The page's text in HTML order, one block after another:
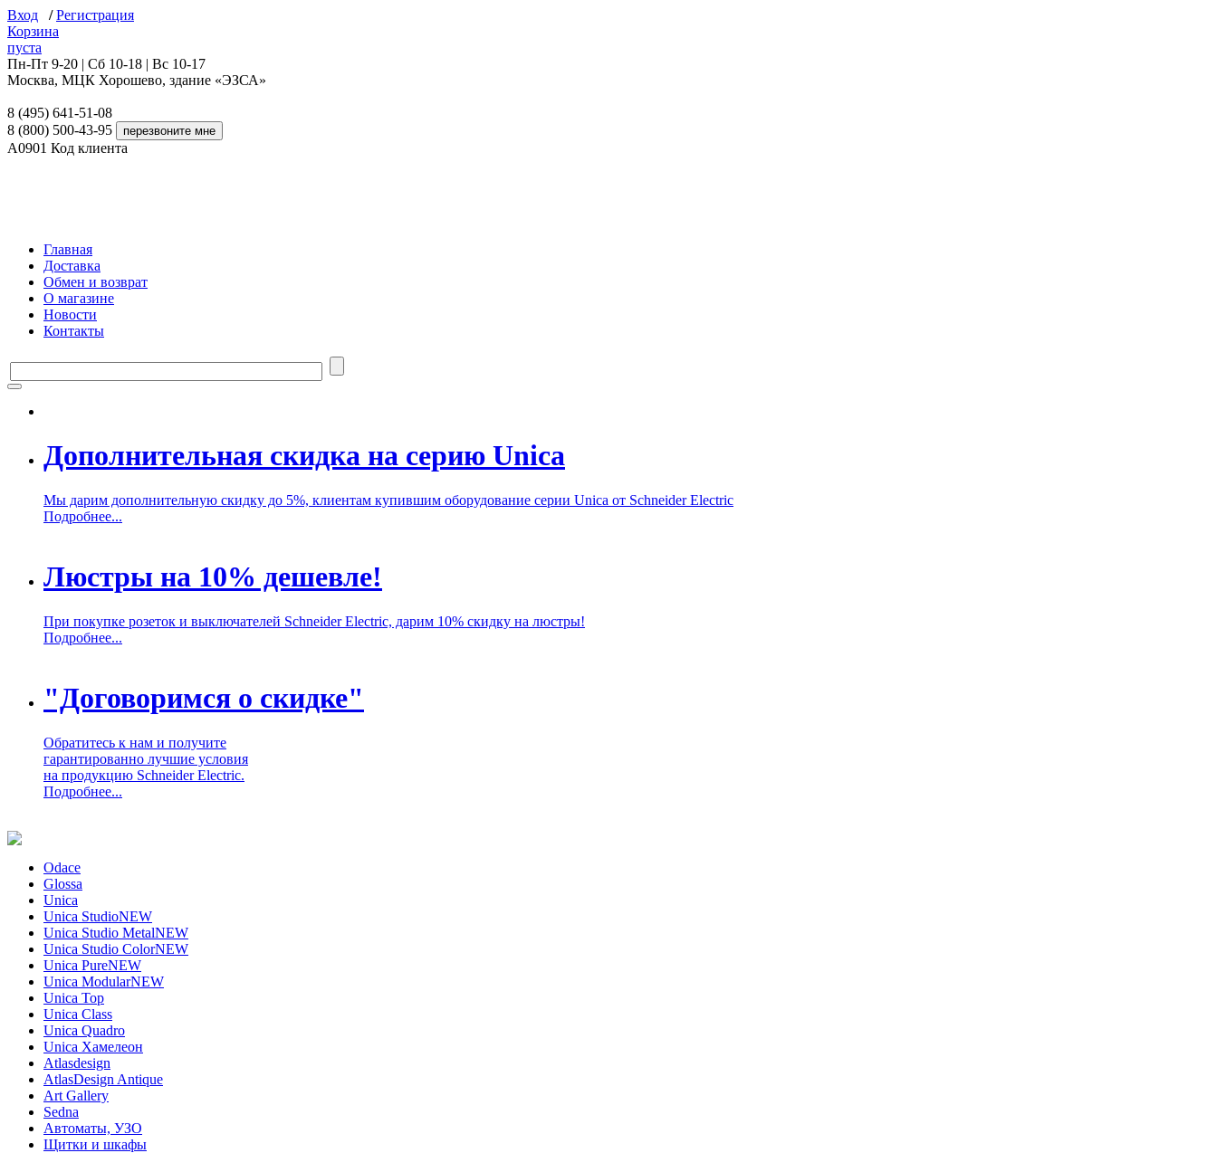
Вход / Регистрация
Корзина
пуста
Пн-Пт 9-20 | Сб 10-18 | Вс 10-17
Москва, МЦК Хорошево, здание «ЭЗСА»
8 (495) 641-51-08
8 (800) 500-43-95
A0901 Код клиента
Главная
Доставка
Обмен и возврат
О магазине
Новости
Контакты
Дополнительная скидка на серию Unica
Мы дарим дополнительную скидку до 5%, клиентам купившим оборудование серии Unica от Schneider Electric
Подробнее...
Люстры на 10% дешевле!
При покупке розеток и выключателей Schneider Electric, дарим 10% скидку на люстры!
Подробнее...
"Договоримся о скидке"
Обратитесь к нам и получите
гарантированно лучшие условия
на продукцию Schneider Electric.
Подробнее...
Odace
Glossa
Unica
Unica StudioNEW
Unica Studio MetalNEW
Unica Studio ColorNEW
Unica PureNEW
Unica ModularNEW
Unica Top
Unica Class
Unica Quadro
Unica Хамелеон
Atlasdesign
AtlasDesign Antique
Art Gallery
Sedna
Автоматы, УЗО
Щитки и шкафы